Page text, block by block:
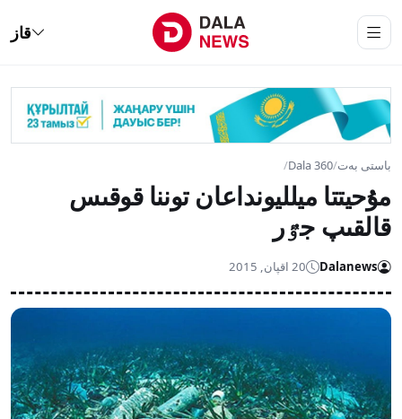
قاز
باستى بەت/
Dala 360
/
مۇحيتتا ميلليونداعان توننا قوقىس
قالقىپ جٷر
Dalanews 20 اقپان, 2015